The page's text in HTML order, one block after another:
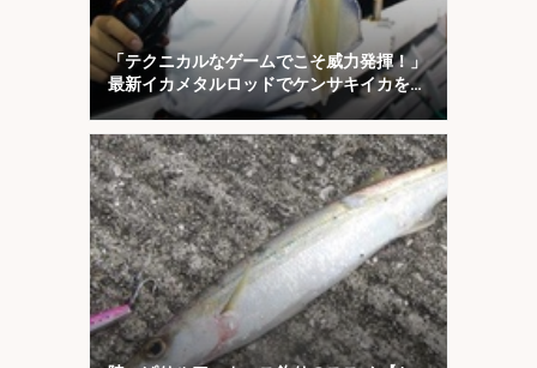
「テクニカルなゲームでこそ威力発揮！」
最新イカメタルロッドでケンサキイカを攻
略【福井】